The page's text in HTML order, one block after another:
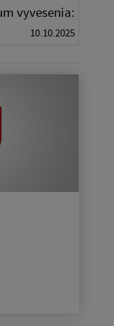
vyvesenia:
10.10.2025